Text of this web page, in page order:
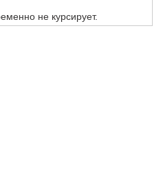
не курсирует.